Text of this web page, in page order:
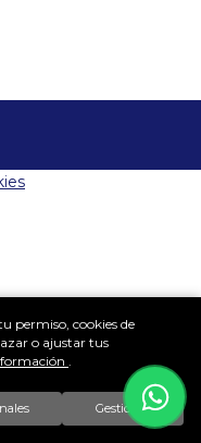
permiso, cookies de
o ajustar tus
.
Gestionar